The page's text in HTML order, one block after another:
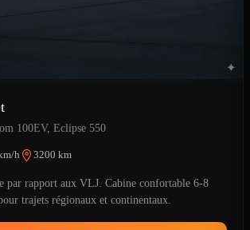
100EV, Eclipse 550
h 3200 km
par rapport aux VLJ. Cabine confortable 6-8
trajets régionaux et continentaux.